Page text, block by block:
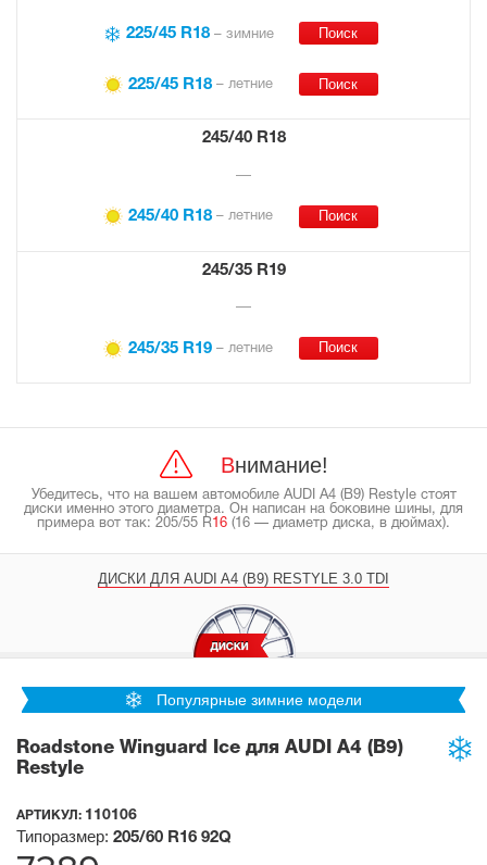
225/45 R18 – зимние
225/45 R18– летние
245/40 R18
—
245/40 R18– летние
245/35 R19
—
245/35 R19– летние
Внимание!
Убедитесь, что на вашем автомобиле AUDI A4 (B9) Restyle стоят
диски именно этого диаметра. Он написан на боковине шины, для
примера вот так: 205/55 R16 (16 — диаметр диска, в дюймах).
ДИСКИ ДЛЯ AUDI A4 (B9) RESTYLE 3.0 TDI
Популярные зимние модели
Roadstone Winguard Ice для AUDI A4 (B9)
Restyle
АРТИКУЛ: 110106
Типоразмер: 205/60 R16 92Q